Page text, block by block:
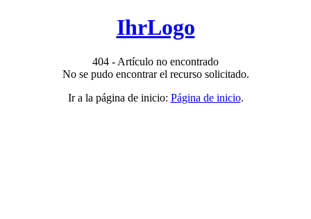
IhrLogo
404 - Artículo no encontrado
No se pudo encontrar el recurso solicitado.
Ir a la página de inicio: Página de inicio.